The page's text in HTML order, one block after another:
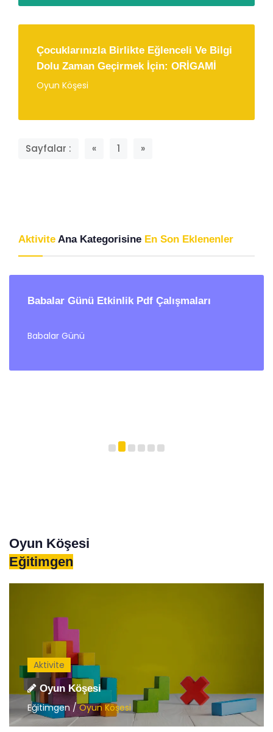
Çocuklarınızla Birlikte Eğlenceli Ve Bilgi
Dolu Zaman Geçirmek İçin: ORİGAMİ
Oyun Köşesi
Sayfalar : « 1 »
Aktivite Ana Kategorisine En Son Eklenenler
Babalar Günü Etkinlik Pdf Çalışmaları
Babalar Günü
Oyun Köşesi
Eğitimgen
Aktivite
Oyun Köşesi
Eğitimgen /Oyun Köşesi